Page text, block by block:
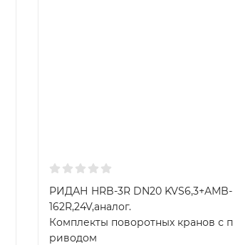
РИДАН HRB-3R DN20 KVS6,3+AMB-
162R,24V,аналог.
Комплекты поворотных кранов с п
риводом